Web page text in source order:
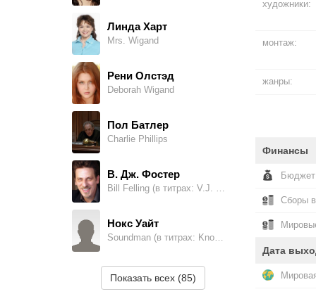
Линда Харт
Mrs. Wigand
Рени Олстэд
Deborah Wigand
Пол Батлер
Charlie Phillips
В. Дж. Фостер
Нокс Уайт
Брайан Кэнберг
Показать всех (85)
художники:
монтаж:
жанры:
Финансы
Сборы
Дата